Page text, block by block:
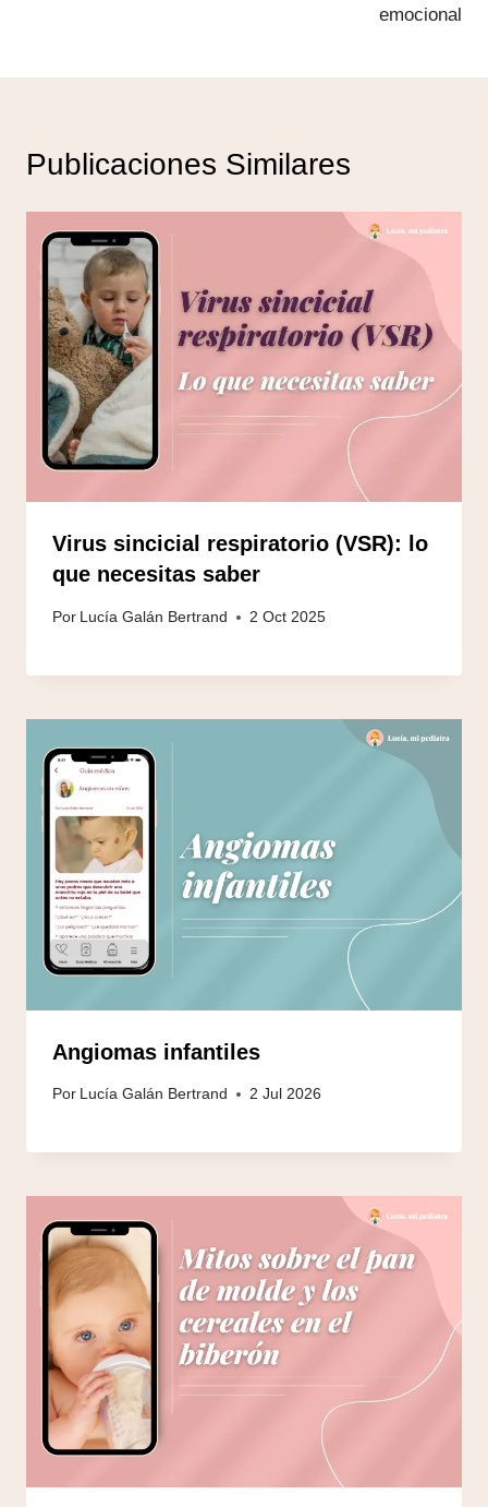
emocional
Publicaciones Similares
Virus sincicial respiratorio (VSR): lo
que necesitas saber
Por Lucía Galán Bertrand 2 Oct 2025
Angiomas infantiles
Por Lucía Galán Bertrand 2 Jul 2026